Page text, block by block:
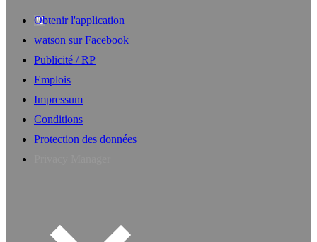
Obtenir l'application
watson sur Facebook
Publicité / RP
Emplois
Impressum
Conditions
Protection des données